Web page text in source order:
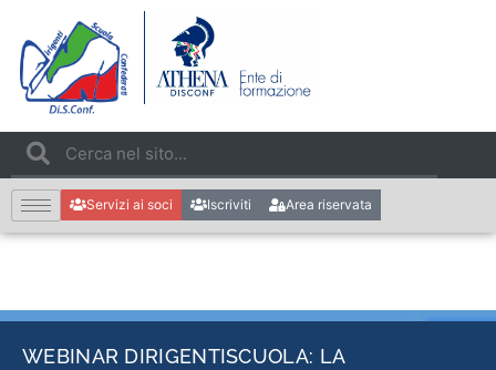
Servizi ai soci Iscriviti Area riservata
WEBINAR DIRIGENTISCUOLA: LA